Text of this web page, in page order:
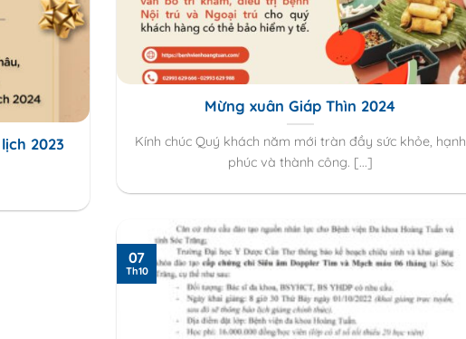
Mừng xuân Giáp Thìn 2024
Kính chúc Quý khách năm mới tràn đầy sức khỏe, hạnh
phúc và thành công. [...]
2023
07
Th10